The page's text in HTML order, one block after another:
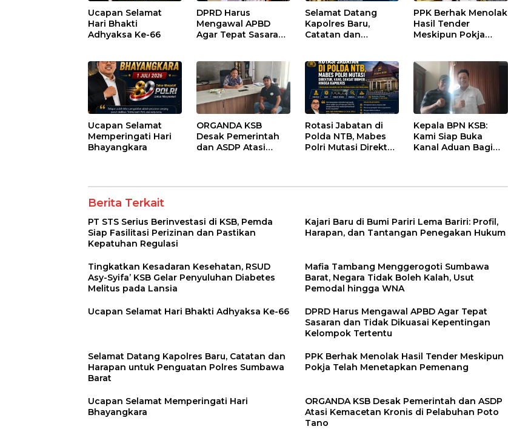
Ucapan Selamat
Hari Bhakti
Adhyaksa Ke-66
DPRD Harus
Mengawal APBD
Agar Tepat Sasaran
Kelompok Tertentu
Selamat Datang
Kapolres Baru,
Catatan dan
Sumbawa Barat
PPK Berhak Menolak
Hasil Tender
Meskipun Pokja
Ucapan Selamat
Memperingati Hari
Bhayangkara
ORGANDA KSB
Desak Pemerintah
dan ASDP Atasi
Rotasi Jabatan di
Polda NTB, Mabes
Polri Mutasi Direktur,
Kepala BPN KSB:
Kami Siap Buka
Kanal Aduan Bagi
Berita Terkait
PT STS Serius Berinvestasi di KSB, Pemda
Siap Fasilitasi Perizinan dan Pastikan
Kepatuhan Regulasi
Kajari Baru di Bumi Pariri Lema Bariri: Profil,
Harapan, dan Tantangan Penegakan Hukum
Tingkatkan Kesadaran Kesehatan, RSUD
Asy-Syifa’ KSB Gelar Penyuluhan Diabetes
Melitus pada Lansia
Mafia Tambang Menggerogoti Sumbawa
Barat, Negara Tidak Boleh Kalah, Usut
Pemodal hingga WNA
Ucapan Selamat Hari Bhakti Adhyaksa Ke-66
DPRD Harus Mengawal APBD Agar Tepat
Sasaran dan Tidak Dikuasai Kepentingan
Kelompok Tertentu
Selamat Datang Kapolres Baru, Catatan dan
Harapan untuk Penguatan Polres Sumbawa
Barat
PPK Berhak Menolak Hasil Tender Meskipun
Pokja Telah Menetapkan Pemenang
Ucapan Selamat Memperingati Hari
Bhayangkara
ORGANDA KSB Desak Pemerintah dan ASDP
Atasi Kemacetan Kronis di Pelabuhan Poto
Tano